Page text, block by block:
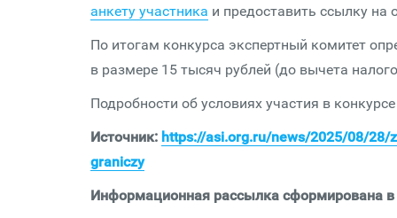
анкету участника и предоставить ссылку на
По итогам конкурса экспертный комитет
в размере 15 тысяч рублей (до вычета
Подробности об условиях участия в
Источник: https://asi.org.ru/news/2025/08/28/
graniczy
Информационная рассылка сформирована